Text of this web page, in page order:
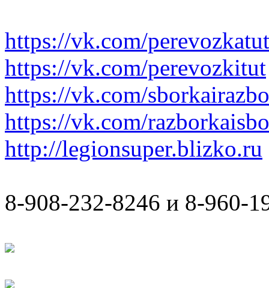
https://vk.com/perevozkatut
https://vk.com/perevozkitut
https://vk.com/
https://vk.com/
http://legionsuper.blizko.ru
8-908-232-8246 и 8-960-